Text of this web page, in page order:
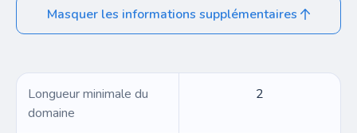
Masquer les informations supplémentaires
Longueur minimale du
domaine
2